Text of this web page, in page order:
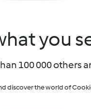
you
100 000 others
discover the world of